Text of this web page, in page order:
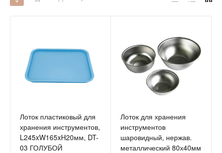
Лоток пластиковый для
хранения инструментов,
L245xW165xH20мм, DT-
03 ГОЛУБОЙ
Лоток для хранения
инструментов
шаровидный, нержав.
металлический 80х40мм